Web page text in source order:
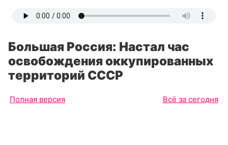
Большая Россия: Настал час
освобождения оккупированных
территорий СССР
Полная версия Всё за сегодня